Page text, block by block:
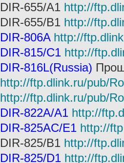
DIR-655/A1 http://
DIR-655/B1 http://
DIR-806A http://
DIR-815/C1 http://
DIR-816L(Russia)
http://ftp.dlink.ru/pub/
http://ftp.dlink.ru/pub/
DIR-822A/A1 http://
DIR-825AC/E1 http://
DIR-825/B1 http://
DIR-825/D1 http://